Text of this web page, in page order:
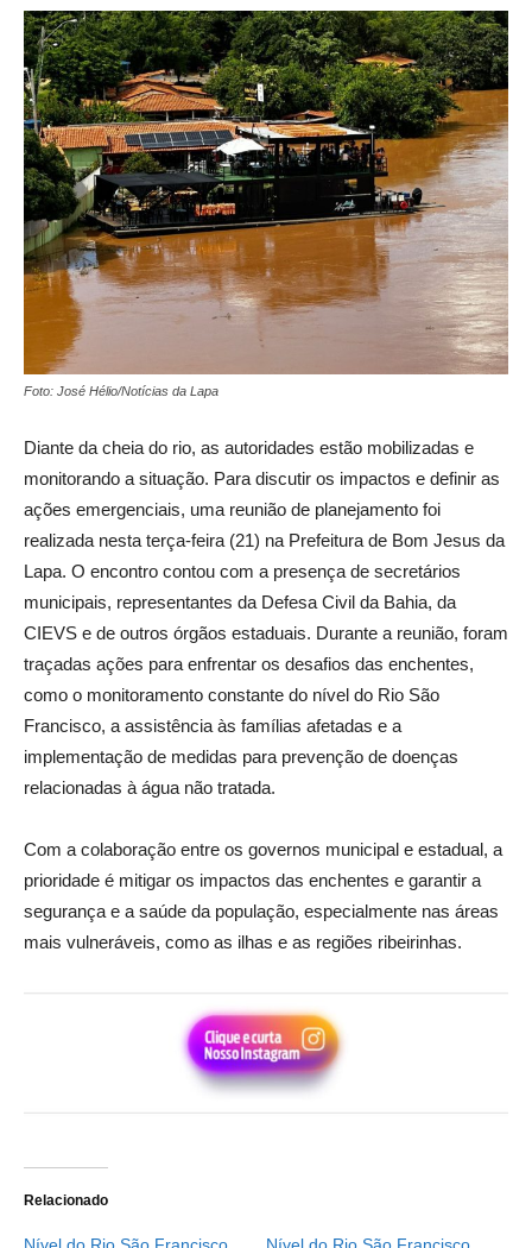
Foto: José Hélio/Notícias da Lapa
Diante da cheia do rio, as autoridades estão mobilizadas e
monitorando a situação. Para discutir os impactos e definir as
ações emergenciais, uma reunião de planejamento foi
realizada nesta terça-feira (21) na Prefeitura de Bom Jesus da
Lapa. O encontro contou com a presença de secretários
municipais, representantes da Defesa Civil da Bahia, da
CIEVS e de outros órgãos estaduais. Durante a reunião, foram
traçadas ações para enfrentar os desafios das enchentes,
como o monitoramento constante do nível do Rio São
Francisco, a assistência às famílias afetadas e a
implementação de medidas para prevenção de doenças
relacionadas à água não tratada.
Com a colaboração entre os governos municipal e estadual, a
prioridade é mitigar os impactos das enchentes e garantir a
segurança e a saúde da população, especialmente nas áreas
mais vulneráveis, como as ilhas e as regiões ribeirinhas.
Relacionado
Nível do Rio São Francisco Nível do Rio São Francisco